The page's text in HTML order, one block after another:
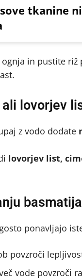
tkanine
in pustite riž
lovorjev
z vodo dodate
lovorjev list,
basmatija
ponavljajo
povzroči
vode povzroči